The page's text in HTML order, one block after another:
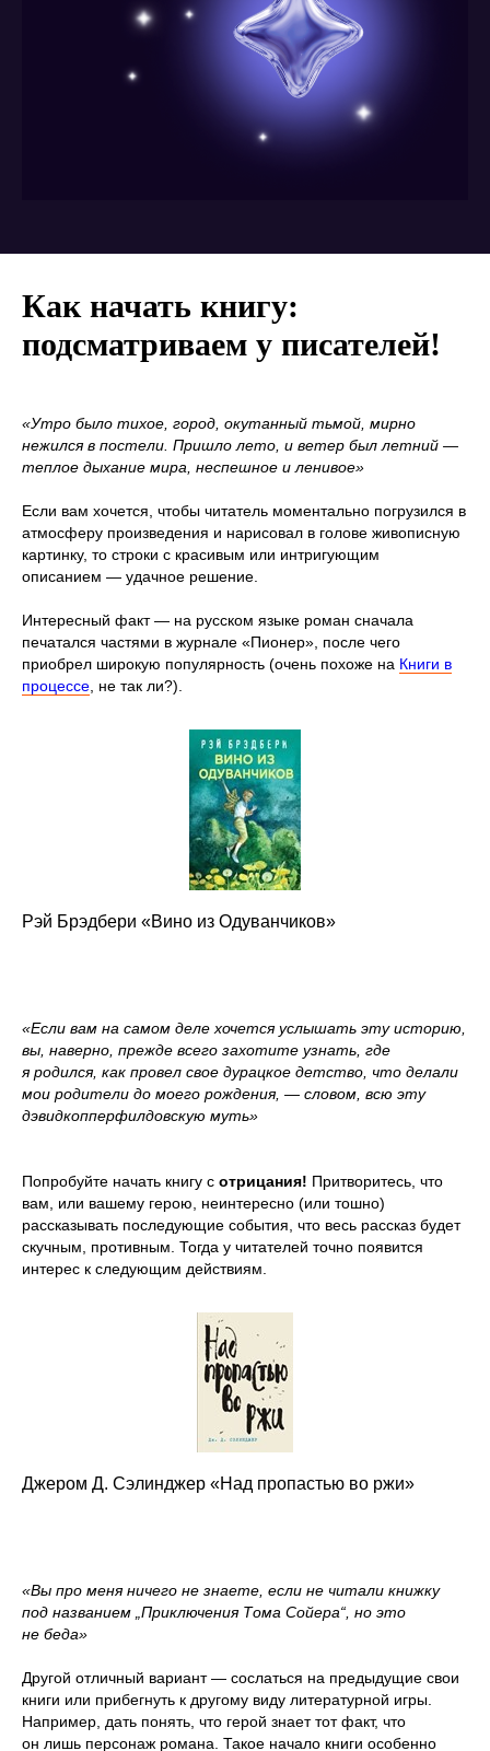
Как начать книгу:
подсматриваем у писателей!
«Утро было тихое, город, окутанный тьмой, мирно
нежился в постели. Пришло лето, и ветер был летний —
теплое дыхание мира, неспешное и ленивое»
Если вам хочется, чтобы читатель моментально погрузился в
атмосферу произведения и нарисовал в голове живописную
картинку, то строки с красивым или интригующим
описанием — удачное решение.
Интересный факт — на русском языке роман сначала
печатался частями в журнале «Пионер», после чего
приобрел широкую популярность (очень похоже на Книги в
процессе , не так ли?).
Рэй Брэдбери «Вино из Одуванчиков»
«Если вам на самом деле хочется услышать эту историю,
вы, наверно, прежде всего захотите узнать, где
я родился, как провел свое дурацкое детство, что делали
мои родители до моего рождения, — словом, всю эту
дэвидкопперфилдовскую муть»
Попробуйте начать книгу с отрицания! Притворитесь, что
вам, или вашему герою, неинтересно (или тошно)
рассказывать последующие события, что весь рассказ будет
скучным, противным. Тогда у читателей точно появится
интерес к следующим действиям.
Джером Д. Сэлинджер «Над пропастью во ржи»
«Вы про меня ничего не знаете, если не читали книжку
под названием „Приключения Тома Сойера“, но это
не беда»
Другой отличный вариант — сослаться на предыдущие свои
книги или прибегнуть к другому виду литературной игры.
Например, дать понять, что герой знает тот факт, что
он лишь персонаж романа. Такое начало книги особенно